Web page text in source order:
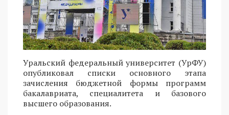
Уральский федеральный университет (УрФУ)
опубликовал списки основного этапа
зачисления бюджетной формы программ
бакалавриата, специалитета и базового
высшего образования.